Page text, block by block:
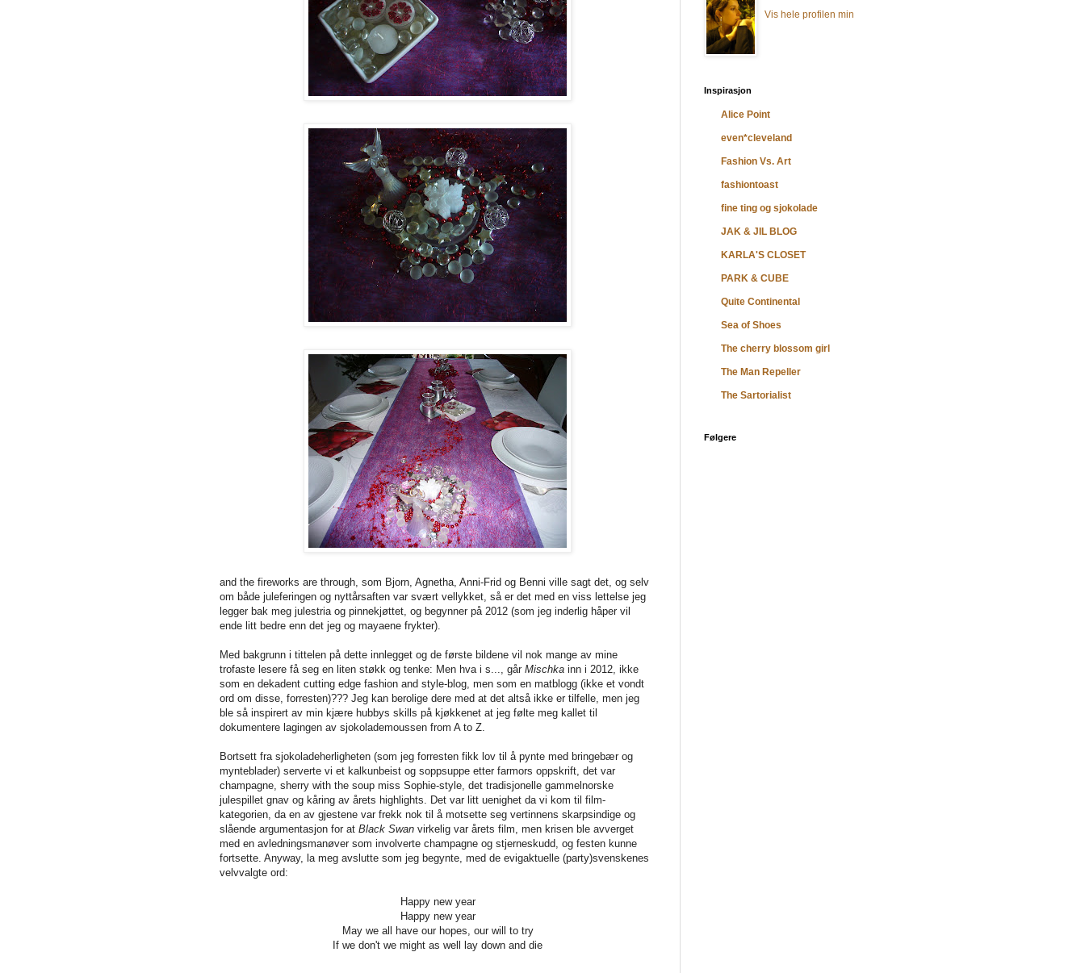
and the fireworks are through, som Bjorn, Agnetha, Anni-Frid og Benni ville sagt det, og selv
om både juleferingen og nyttårsaften var svært vellykket, så er det med en viss lettelse jeg
legger bak meg julestria og pinnekjøttet, og begynner på 2012 (som jeg inderlig håper vil
ende litt bedre enn det jeg og mayaene frykter).
Med bakgrunn i tittelen på dette innlegget og de første bildene vil nok mange av mine
trofaste lesere få seg en liten støkk og tenke: Men hva i s..., går Mischka inn i 2012, ikke
som en dekadent cutting edge fashion and style-blog, men som en matblogg (ikke et vondt
ord om disse, forresten)??? Jeg kan berolige dere med at det altså ikke er tilfelle, men jeg
ble så inspirert av min kjære hubbys skills på kjøkkenet at jeg følte meg kallet til
dokumentere lagingen av sjokolademoussen from A to Z.
Bortsett fra sjokoladeherligheten (som jeg forresten fikk lov til å pynte med bringebær og
mynteblader) serverte vi et kalkunbeist og soppsuppe etter farmors oppskrift, det var
champagne, sherry with the soup miss Sophie-style, det tradisjonelle gammelnorske
julespillet gnav og kåring av årets highlights. Det var litt uenighet da vi kom til film-
kategorien, da en av gjestene var frekk nok til å motsette seg vertinnens skarpsindige og
slående argumentasjon for at Black Swan virkelig var årets film, men krisen ble avverget
med en avledningsmanøver som involverte champagne og stjerneskudd, og festen kunne
fortsette. Anyway, la meg avslutte som jeg begynte, med de evigaktuelle (party)svenskenes
velvvalgte ord:
Happy new year
Happy new year
May we all have our hopes, our will to try
If we don't we might as well lay down and die
Vis hele profilen min
Inspirasjon
Alice Point
even*cleveland
Fashion Vs. Art
fashiontoast
fine ting og sjokolade
JAK & JIL BLOG
KARLA'S CLOSET
PARK & CUBE
Quite Continental
Sea of Shoes
The cherry blossom girl
The Man Repeller
The Sartorialist
Følgere